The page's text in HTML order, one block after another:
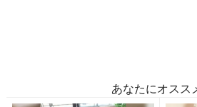
あなたにオスス